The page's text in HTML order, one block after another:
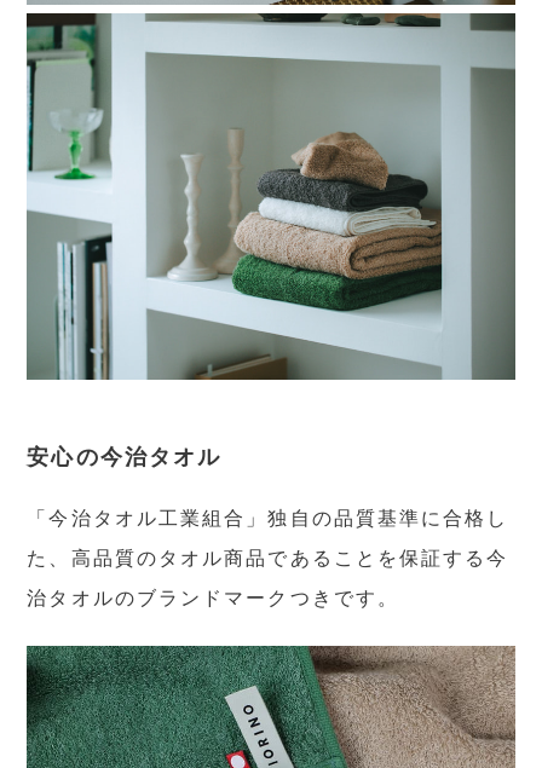
安心の今治タオル
「今治タオル工業組合」独自の品質基準に合格し
た、高品質のタオル商品であることを保証する今
治タオルのブランドマークつきです。